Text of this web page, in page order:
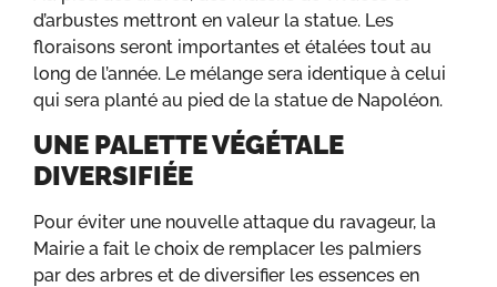
d’arbustes mettront en valeur la statue. Les
floraisons seront importantes et étalées tout au
long de l’année. Le mélange sera identique à celui
qui sera planté au pied de la statue de Napoléon.
UNE PALETTE VÉGÉTALE
DIVERSIFIÉE
Pour éviter une nouvelle attaque du ravageur, la
Mairie a fait le choix de remplacer les palmiers
par des arbres et de diversifier les essences en